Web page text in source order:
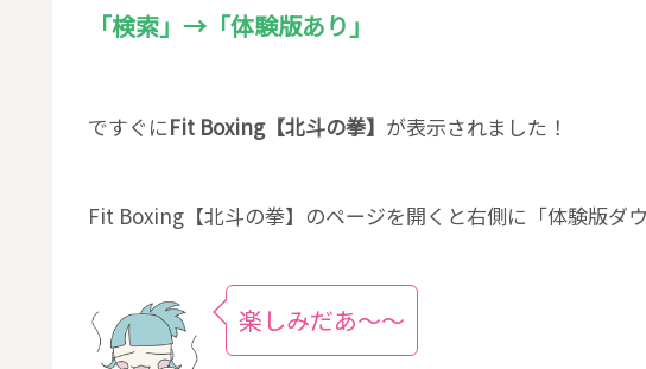
「検索」→「体験版あり」
ですぐにFit Boxing【北斗の拳】 が表示されました！
Fit Boxing【北斗の拳】のページを開くと右側に「体験版ダ
楽しみだあ〜〜